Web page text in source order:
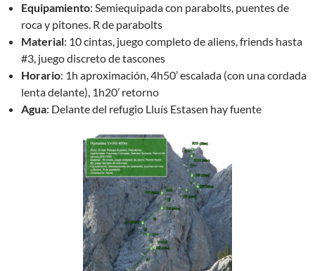
Equipamiento: Semiequipada con parabolts, puentes de
roca y pitones. R de parabolts
Material: 10 cintas, juego completo de aliens, friends hasta
#3, juego discreto de tascones
Horario: 1h aproximación, 4h50’ escalada (con una cordada
lenta delante), 1h20’ retorno
Agua: Delante del refugio Lluís Estasen hay fuente